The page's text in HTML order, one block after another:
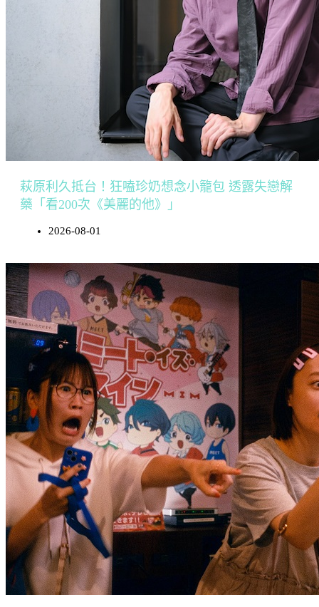
萩原利久抵台！狂嗑珍奶想念小籠包 透露失戀解
藥「看200次《美麗的他》」
2026-08-01